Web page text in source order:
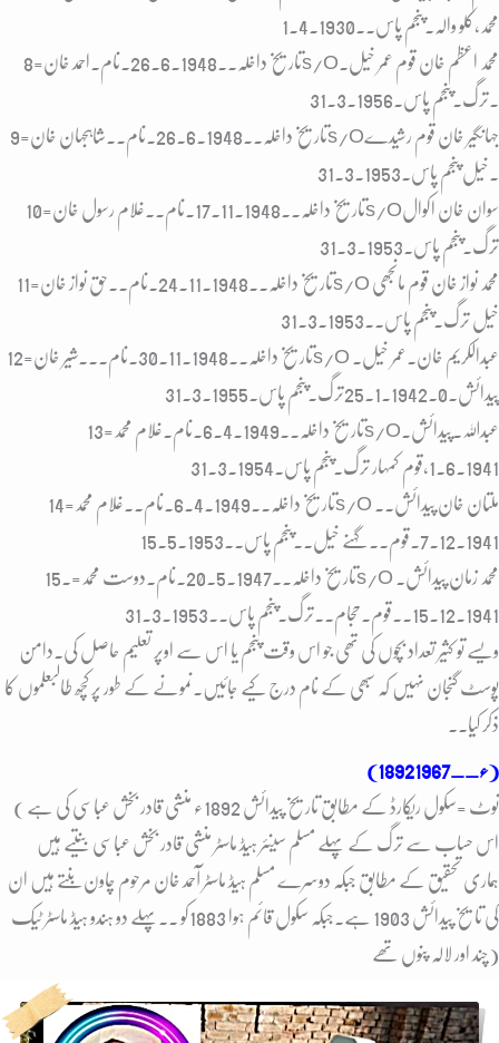
محمد،کلو والہ۔پنجم پاس۔۔1.4.1930
8=تاریخ داخلہ۔۔26.6.1948.نام۔احمد خانs/oمحمد اعظم خان قوم عمر خیل۔
9=تاریخ داخلہ۔۔26.6.1948.نام۔۔شاہجہان خانs/oجہانگیر خان قوم رشیدے
10=تاریخ داخلہ۔۔17.11.1948.نام۔۔غلام رسول خانs/oسوان خان اکوال
ترگ۔پنجم پاس۔31.3.1953
11=تاریخ داخلہ۔۔24.11.1948۔نام۔۔حق نواز خانs/o محمد نواز خان قوم مانجھی
خیل ترگ۔پنجم پاس۔۔31.3.1953
12=تاریخ داخلہ۔۔30.11.1948۔نام۔۔۔شیر خانs/o عبدالکریم خان۔عمر خیل۔
پیدائش۔25.1.1942.0ترگ۔پنجم پاس۔31.3.1955
13=تاریخ داخلہ۔۔6.4.1949.نام۔غلام محمدs/oعبداللہ۔پیدائش۔
1.6.1941،قوم کمہار ترگ۔پنجم پاس۔31.3.1954
14=تاریخ داخلہ۔۔6.4.1949.نام۔۔غلام محمدs/o ملتان خان پیدائش۔۔
7.12.1941.قوم۔۔ گہنے خیل۔۔پنجم پاس۔۔15.5.1953
15.=تاریخ داخلہ۔۔20.5.1947.نام۔دوست محمدs/o محمد زمان پیدائش۔
15.12.1941..قوم۔حجام۔۔ترگ۔پنجم پاس۔۔31.3.1953
ویسے تو کثیر تعداد بچوں کی تھی جو اس وقت پنجم یا اس سے اوپر تعلیم حاصل کی۔دامن
پوسٹ گنجان نہیں کہ سبھی کے نام درج کیے جائیں۔نمونے کے طور پر کچھ طالبعلموں کا
ذکر کیا۔۔
(1892ء__1967)
( نوٹ =سکول ریکارڈ کے مطابق تاریخ پیدائش 1892ء منشی قادر بخش عباسی کی ہے
اس حساب سے ترگ کے پہلے مسلم سینئر ہیڈ ماسٹر منشی قادر بخش عباسی بنتیے ہیں
ہماری تحقیق کے مطابق جبکہ دوسرے مسلم ہیڈ ماسٹر آحمد خان مرحوم چاون بنتے ہیں ان
کی تایخ پیدائش 1903 ہے۔جبکہ سکول قائم ہوا 1883کو ۔۔پہلے دو ہندو ہیڈ ماسٹر ٹیک
چند اور لالہ پنوں تھے)